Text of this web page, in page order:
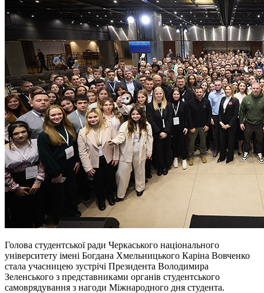
Голова студентської ради Черкаського національного
університету імені Богдана Хмельницького Каріна Вовченко
стала учасницею зустрічі Президента Володимира
Зеленського з представниками органів студентського
самоврядування з нагоди Міжнародного дня студента.